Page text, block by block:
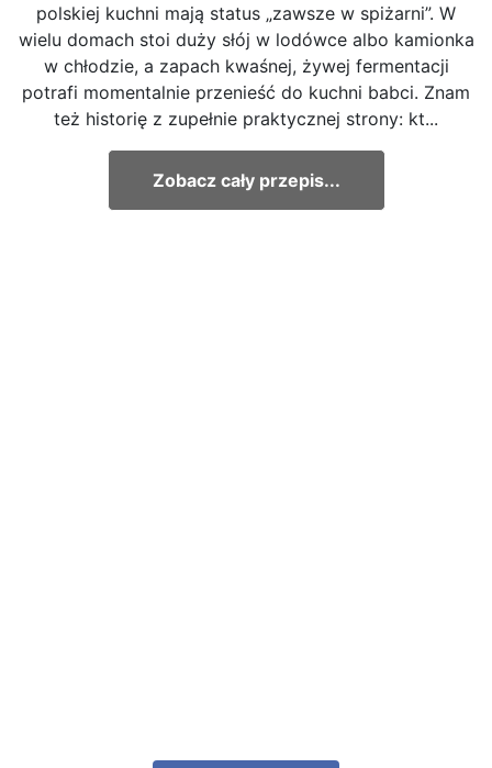
polskiej kuchni mają status „zawsze w spiżarni”. W
wielu domach stoi duży słój w lodówce albo kamionka
w chłodzie, a zapach kwaśnej, żywej fermentacji
potrafi momentalnie przenieść do kuchni babci. Znam
też historię z zupełnie praktycznej strony: kt...
Zobacz cały przepis...